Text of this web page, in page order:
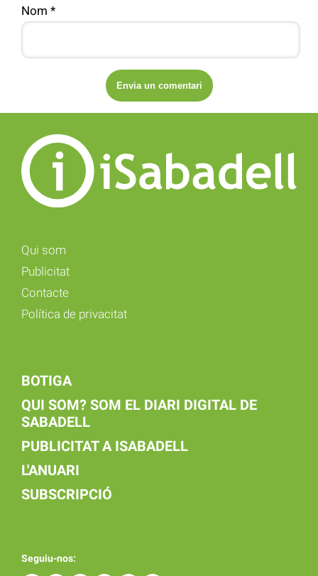
Nom *
Qui som
Publicitat
Contacte
Política de privacitat
BOTIGA
QUI SOM? SOM EL DIARI DIGITAL DE
SABADELL
PUBLICITAT A ISABADELL
L'ANUARI
SUBSCRIPCIÓ
Seguiu-nos: